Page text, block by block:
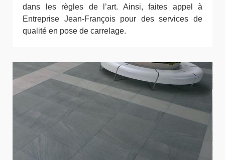
dans les règles de l’art. Ainsi, faites appel à
Entreprise Jean-François pour des services de
qualité en pose de carrelage.